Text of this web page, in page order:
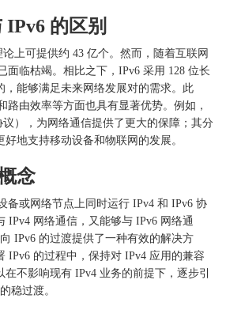
IPv6 的区别
上可提供约 43 亿个。然而，随着互联网
面临枯竭。相比之下，IPv6 采用 128 位长
，能够满足未来网络发展对的需求。此
路由效率等方面也具有显著优势。例如，
议），为网络通信提供了更大的保障；其分
地支持移动设备和物联网的发展。
念
备或网络节点上同时运行 IPv4 和 IPv6 协
IPv4 网络通信，又能够与 IPv6 网络通
IPv6 的过渡提供了一种有效的解决方
IPv6 的过程中，保持对 IPv4 应用的兼容
不影响现有 IPv4 业务的前提下，逐步引
稳过渡。